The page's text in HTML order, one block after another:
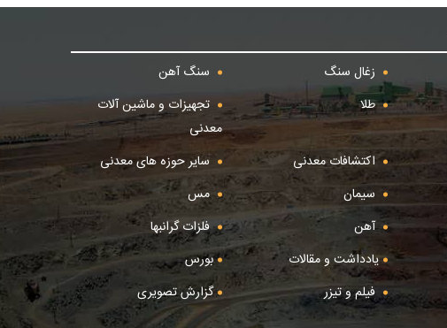
زغال سنگ
سنگ آهن
طلا
تجهیزات و ماشین آلات
معدنی
اکتشافات معدنی
سایر حوزه های معدنی
سیمان
مس
آهن
فلزات گرانبها
یادداشت و مقالات
بورس
فیلم و تیزر
گزارش تصویری